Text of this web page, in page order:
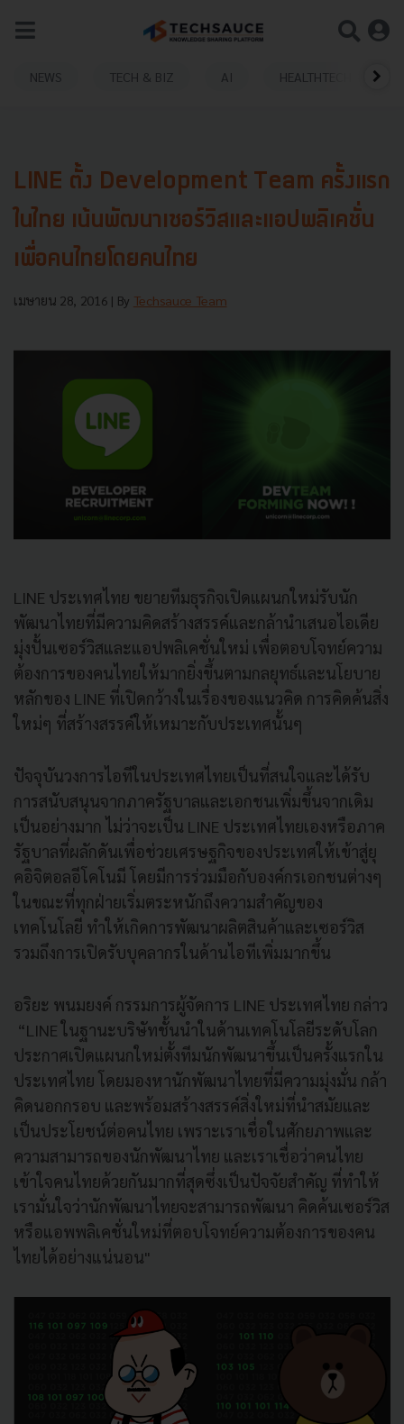
NEWS TECH & BIZ AI HEALTHTECH
LINE ตั้ง Development Team ครั้งแรก
ในไทย เน้นพัฒนาเซอร์วิสและแอปพลิเคชั่น
เพื่อคนไทยโดยคนไทย
เมษายน 28, 2016 | By Techsauce Team
LINE ประเทศไทย ขยายทีมธุรกิจเปิดแผนกใหม่รับนัก
พัฒนาไทยที่มีความคิดสร้างสรรค์และกล้านำเสนอไอเดีย
มุ่งปั้นเซอร์วิสและแอปพลิเคชั่นใหม่ เพื่อตอบโจทย์ความ
ต้องการของคนไทยให้มากยิ่งขึ้นตามกลยุทธ์และนโยบาย
หลักของ LINE ที่เปิดกว้างในเรื่องของแนวคิด การคิดค้นสิ่ง
ใหม่ๆ ที่สร้างสรรค์ให้เหมาะกับประเทศนั้นๆ
ปัจจุบันวงการไอทีในประเทศไทยเป็นที่สนใจและได้รับ
การสนับสนุนจากภาครัฐบาลและเอกชนเพิ่มขึ้นจากเดิม
เป็นอย่างมาก ไม่ว่าจะเป็น LINE ประเทศไทยเองหรือภาค
รัฐบาลที่ผลักดันเพื่อช่วยเศรษฐกิจของประเทศให้เข้าสู่ยุ
คอิจิตอลอีโคโนมี โดยมีการร่วมมือกับองค์กรเอกชนต่างๆ
ในขณะที่ทุกฝ่ายเริ่มตระหนักถึงความสำคัญของ
เทคโนโลยี ทำให้เกิดการพัฒนาผลิตสินค้าและเซอร์วิส
รวมถึงการเปิดรับบุคลากรในด้านไอทีเพิ่มมากขึ้น
อริยะ พนมยงค์ กรรมการผู้จัดการ LINE ประเทศไทย กล่าว
“LINE ในฐานะบริษัทชั้นนำในด้านเทคโนโลยีระดับโลก
ประกาศเปิดแผนกใหม่ตั้งทีมนักพัฒนาขึ้นเป็นครั้งแรกใน
ประเทศไทย โดยมองหานักพัฒนาไทยที่มีความมุ่งมั่น กล้า
คิดนอกกรอบ และพร้อมสร้างสรรค์สิ่งใหม่ที่นำสมัยและ
เป็นประโยชน์ต่อคนไทย เพราะเราเชื่อในศักยภาพและ
ความสามารถของนักพัฒนาไทย และเราเชื่อว่าคนไทย
เข้าใจคนไทยด้วยกันมากที่สุดซึ่งเป็นปัจจัยสำคัญ ที่ทำให้
เรามั่นใจว่านักพัฒนาไทยจะสามารถพัฒนา คิดค้นเซอร์วิส
หรือแอพพลิเคชั่นใหม่ที่ตอบโจทย์ความต้องการของคน
ไทยได้อย่างแน่นอน"